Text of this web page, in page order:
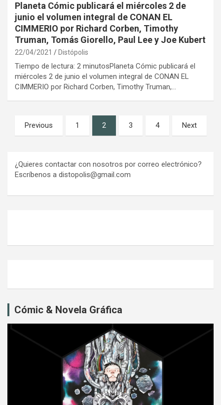
Planeta Cómic publicará el miércoles 2 de
junio el volumen integral de CONAN EL
CIMMERIO por Richard Corben, Timothy
Truman, Tomás Giorello, Paul Lee y Joe Kubert
22/04/2021 Distópolis
Tiempo de lectura: 2 minutosPlaneta Cómic publicará el
miércoles 2 de junio el volumen integral de CONAN EL
CIMMERIO por Richard Corben, Timothy Truman,…
Paginación
de
Previous 1 2 3 4 Next
¿Quieres contactar con nosotros por correo electrónico?
Escríbenos a distopolis@gmail.com
Cómic & Novela Gráfica